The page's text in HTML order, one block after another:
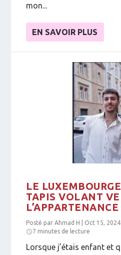
mon...
EN SAVOIR PLUS
LE
TAPIS VOLANT
L’APPARTENANCE
Posté parAhmad H Oct 15, 2024
7 minutes de lecture
Lorsque j’étais enfant et